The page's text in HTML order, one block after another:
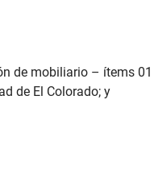
de mobiliario – ítems
de El Colorado; y